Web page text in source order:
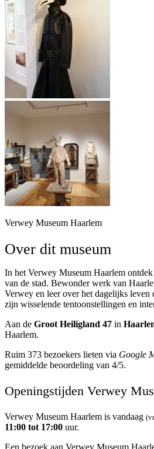
Verwey Museum Haarlem
Over dit museum
In het Verwey Museum Haarlem
van de stad. Bewonder werk van
Verwey en leer over het dagelijks leven
zijn wisselende tentoonstellingen en
Aan de Groot Heiligland 47 in
Haarlem.
Ruim 373 bezoekers lieten via Google
gemiddelde beoordeling van 4/5.
Openingstijden Verwey
Verwey Museum Haarlem is vandaag
11:00 tot 17:00 uur.